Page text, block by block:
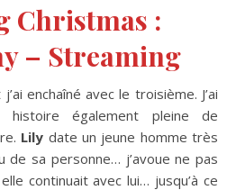
Christmas :
– Streaming
enchaîné avec le troisième. J’ai
histoire également pleine de
Lily date un jeune homme très
de sa personne… j’avoue ne pas
continuait avec lui… jusqu’à ce